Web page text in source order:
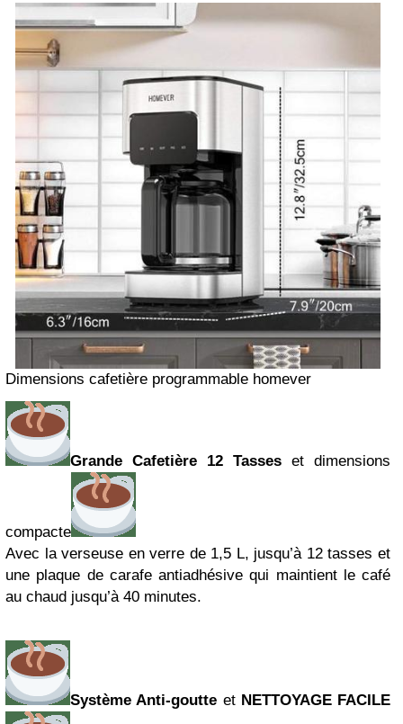
Dimensions cafetière programmable homever
Grande Cafetière 12 Tasses et dimensions
compacte
Avec la verseuse en verre de 1,5 L, jusqu’à 12 tasses et
une plaque de carafe antiadhésive qui maintient le café
au chaud jusqu’à 40 minutes.
Système Anti-goutte et NETTOYAGE FACILE